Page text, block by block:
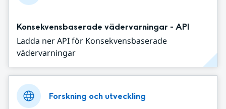
Konsekvensbaserade vädervarningar - API
Ladda ner API för Konsekvensbaserade
vädervarningar
Forskning och utveckling